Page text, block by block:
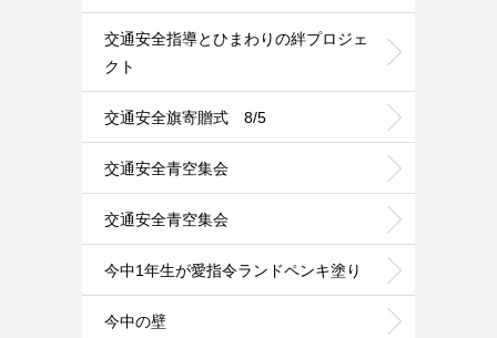
交通安全指導とひまわりの絆プロジェ
クト
交通安全旗寄贈式 8/5
交通安全青空集会
交通安全青空集会
今中1年生が愛指令ランドペンキ塗り
今中の壁